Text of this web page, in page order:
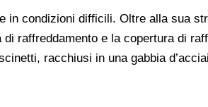
in condizioni difficili. Oltre alla sua
raffreddamento e la copertura di
racchiusi in una gabbia